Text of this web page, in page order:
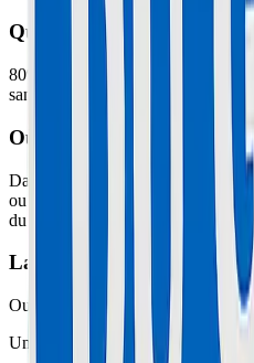
Quel est le délai
80% des réparations sont
sans rendez-vous.
Où déposer mon appareil ?
Dans nos ateliers : 67 Boulevard
ou 78 Boulevard Paul Doumer au
du mardi au samedi, 10h00-12h30
La réparation est-elle
Oui, toutes les interventions sont
Une question ? Un devis ?